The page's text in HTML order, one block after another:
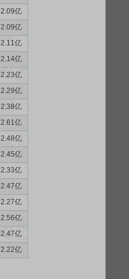
2.09亿
2.09亿
2.11亿
2.14亿
2.23亿
2.29亿
2.38亿
2.61亿
2.48亿
2.45亿
2.33亿
2.47亿
2.27亿
2.56亿
2.47亿
2.22亿